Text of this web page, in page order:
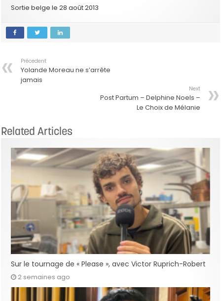
Sortie belge le 28 août 2013
Précedent
Yolande Moreau ne s’arrête
jamais
Next
Post Partum – Delphine Noels –
Le Choix de Mélanie
Related Articles
Sur le tournage de « Please », avec Victor Ruprich-Robert
2 semaines ago